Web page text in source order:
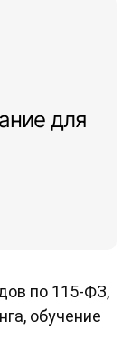
для
по 115-ФЗ,
обучение